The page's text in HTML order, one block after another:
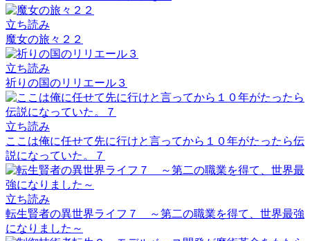
立ち読み
魔女の旅々２２
立ち読み
祈りの国のリリエール３
立ち読み
ここは俺に任せて先に行けと言ってから１０年がたったら伝
説になっていた。７
立ち読み
転生賢者の異世界ライフ７ ～第二の職業を得て、世界最強
になりました～